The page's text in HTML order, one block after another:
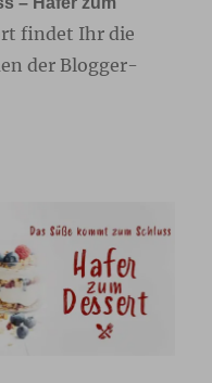
findet Ihr die
der Blogger-